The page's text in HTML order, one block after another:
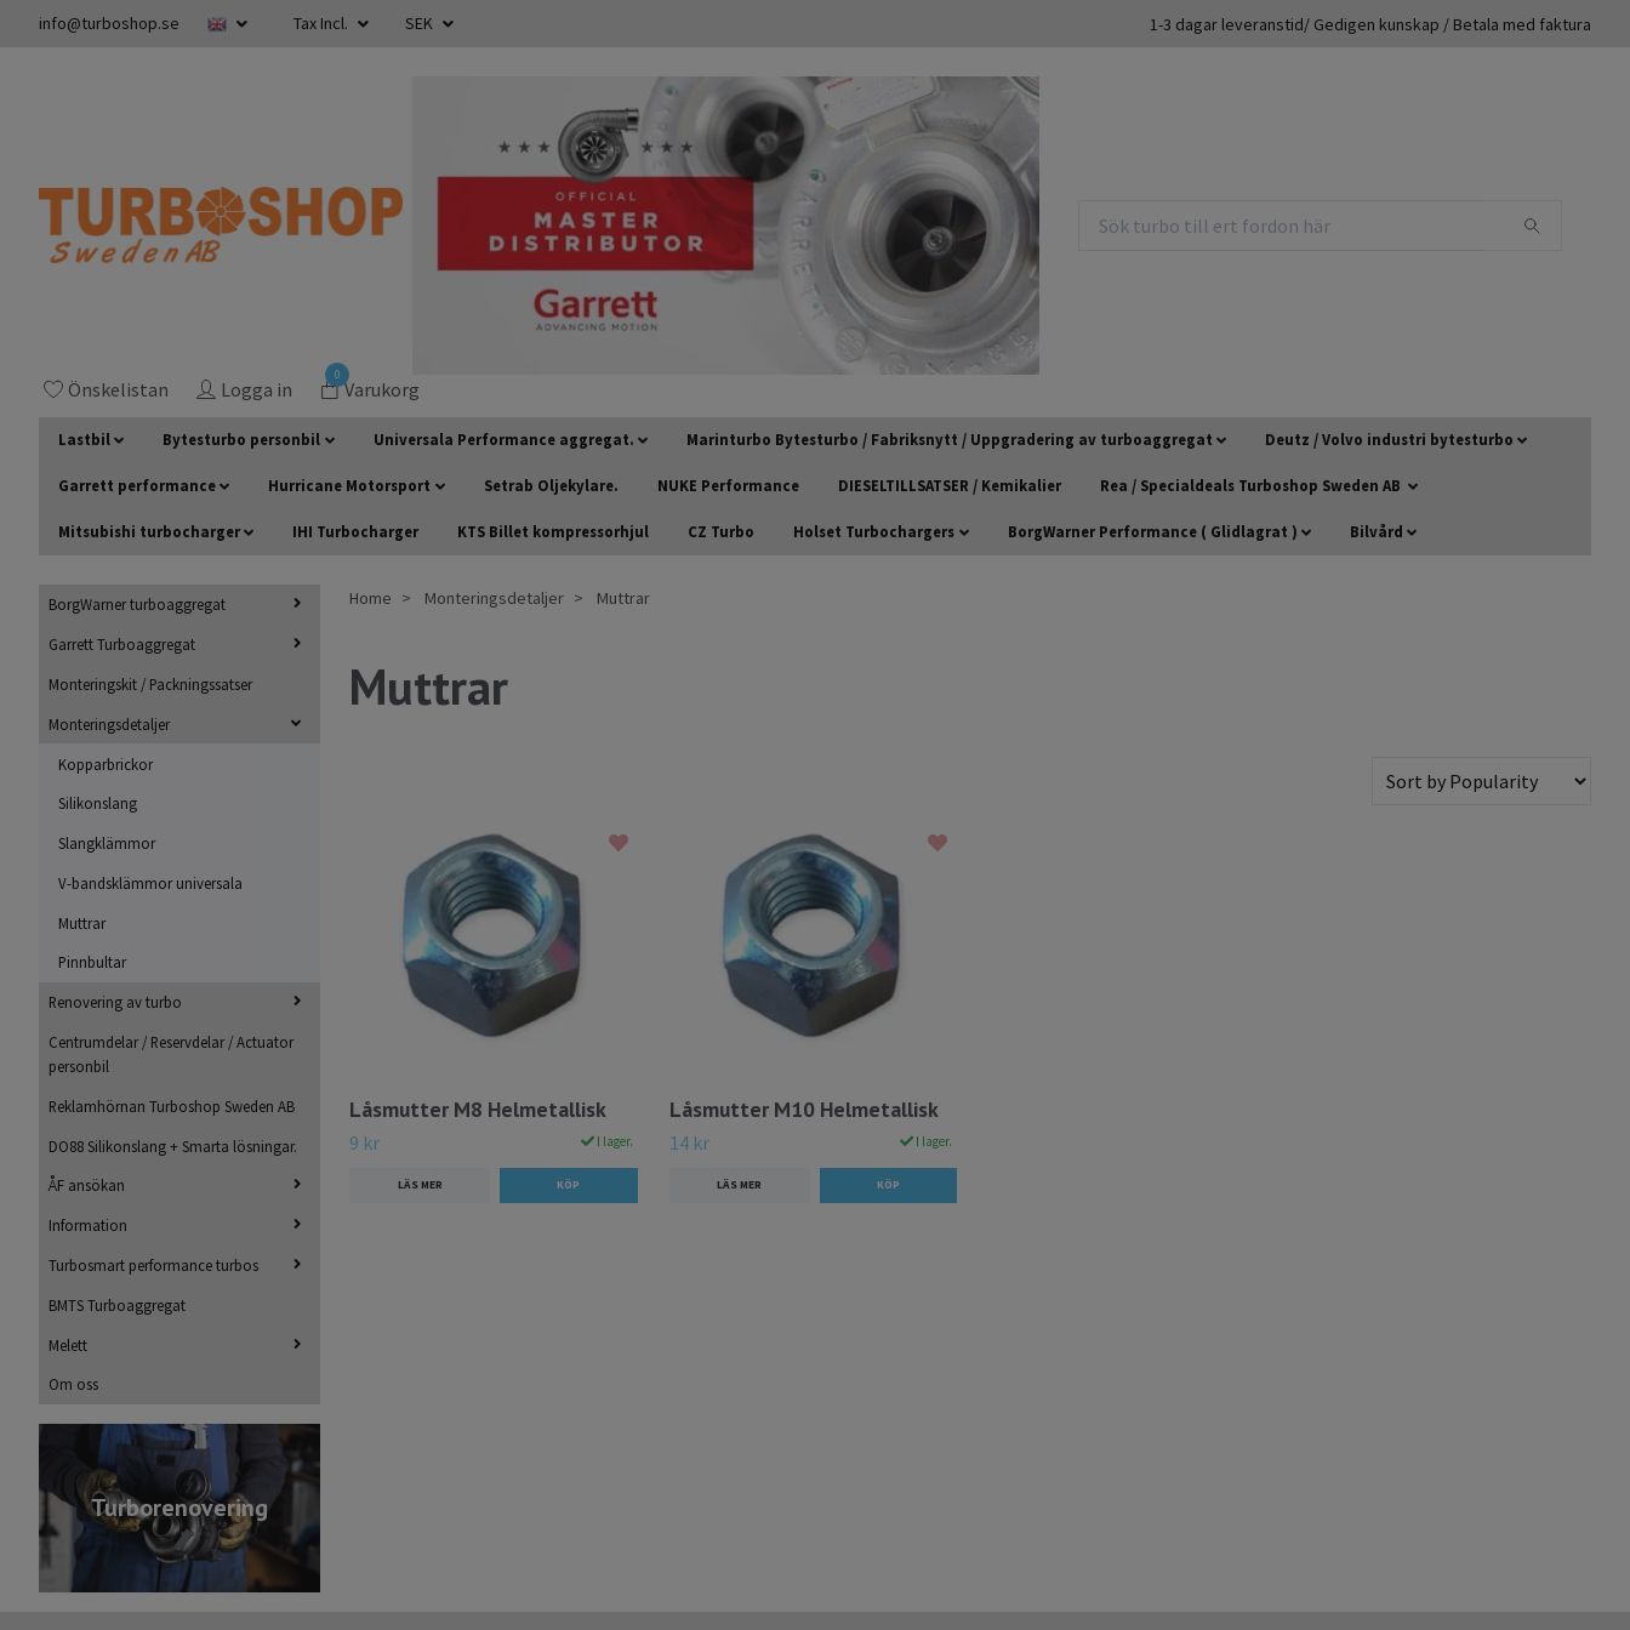
info@turboshop.se Tax Incl. SEK 1-3 dagar leveranstid/ Gedigen kunskap / Betala med faktura
Önskelistan Logga in
0
Varukorg
Lastbil Bytesturbo personbil Universala Performance aggregat. Marinturbo Bytesturbo / Fabriksnytt / Uppgradering av turboaggregat Deutz / Volvo industri bytesturbo
Garrett performance Hurricane Motorsport Setrab Oljekylare. NUKE Performance DIESELTILLSATSER / Kemikalier Rea / Specialdeals Turboshop Sweden AB
Mitsubishi turbocharger IHI Turbocharger KTS Billet kompressorhjul CZ Turbo Holset Turbochargers BorgWarner Performance ( Glidlagrat ) Bilvård
BorgWarner turboaggregat
Garrett Turboaggregat
Monteringskit / Packningssatser
Monteringsdetaljer
Kopparbrickor
Silikonslang
Slangklämmor
V-bandsklämmor universala
Muttrar
Pinnbultar
Renovering av turbo
Centrumdelar / Reservdelar / Actuator
personbil
Reklamhörnan Turboshop Sweden AB
DO88 Silikonslang + Smarta lösningar.
ÅF ansökan
Information
Turbosmart performance turbos
BMTS Turboaggregat
Melett
Om oss
Turborenovering
Home Monteringsdetaljer Muttrar
Muttrar
Låsmutter M8 Helmetallisk
9 kr I lager.
LÄS MER
Låsmutter M10 Helmetallisk
14 kr I lager.
LÄS MER